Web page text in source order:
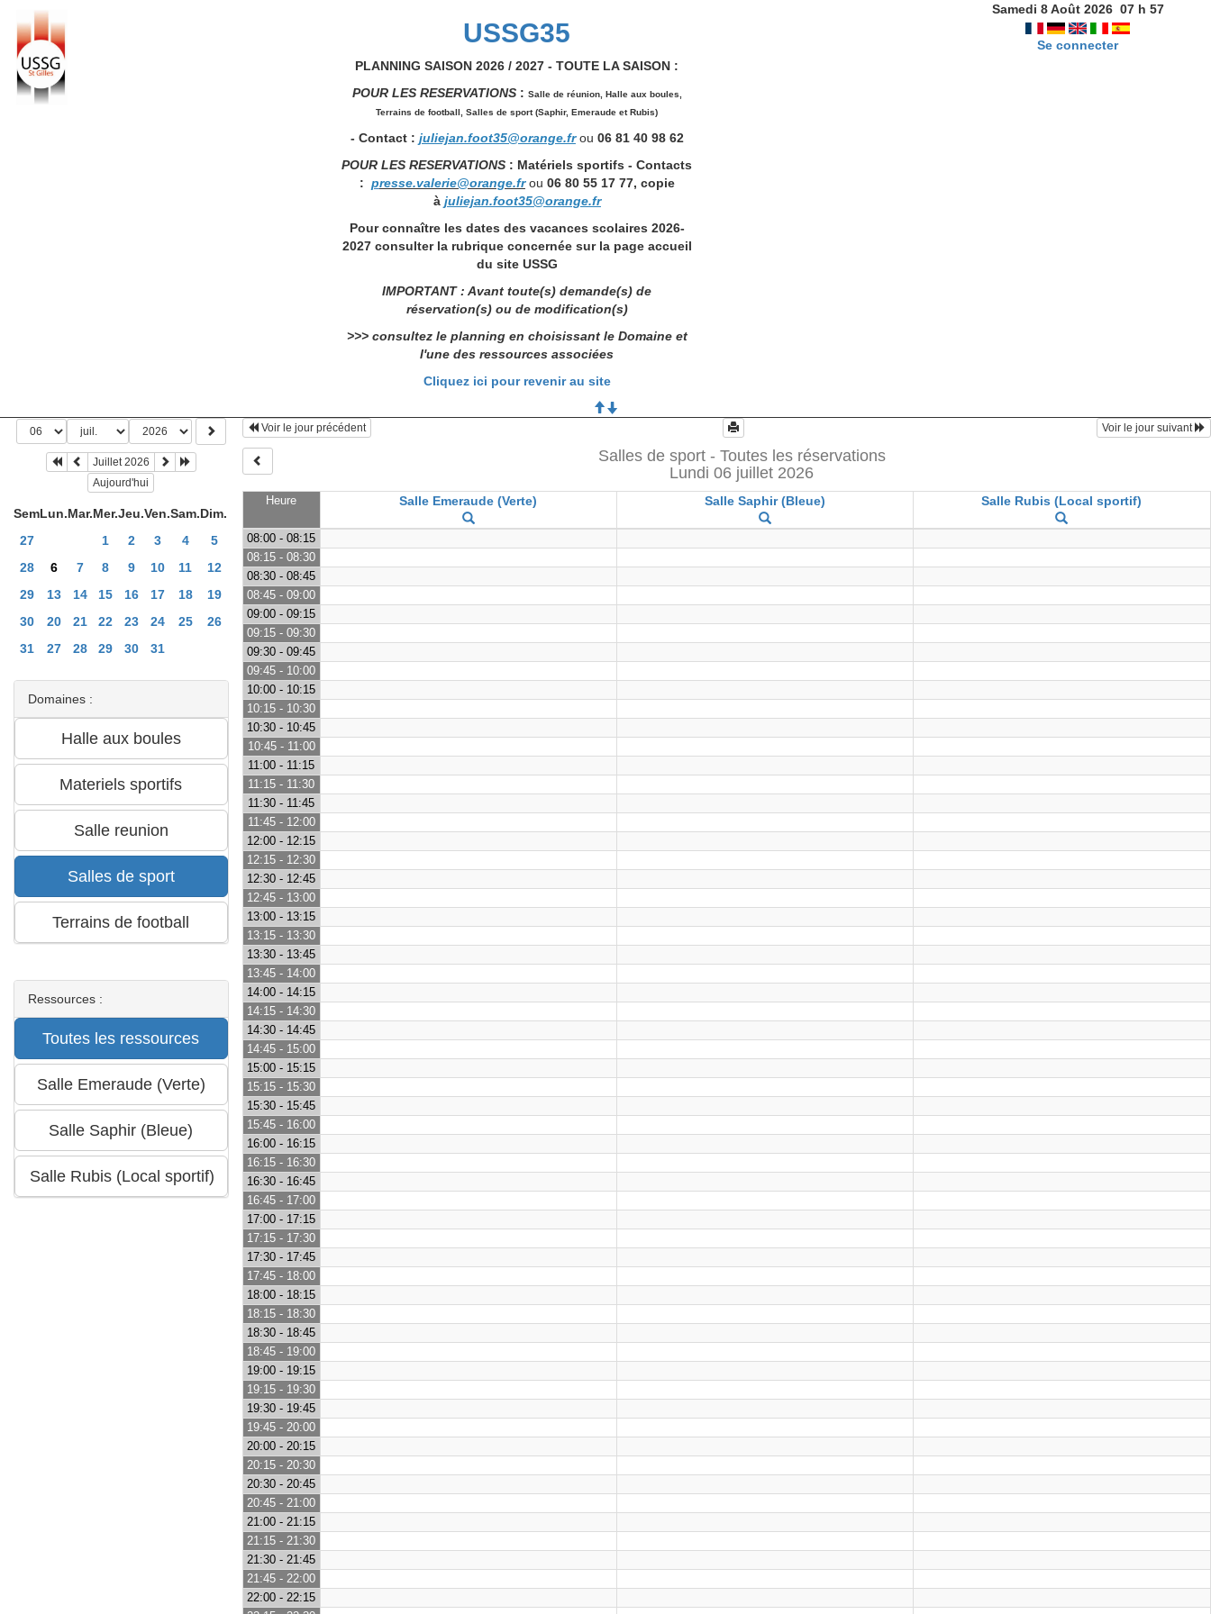
USSG35
PLANNING SAISON 2026 / 2027 - TOUTE LA SAISON :
POUR LES RESERVATIONS: Salle de réunion, Halle aux boules,
Terrains de football, Salles de sport (Saphir, Emeraude et Rubis)
- Contact : juliejan.foot35@orange.frou 06 81 40 98 62
POUR LES RESERVATIONS : Matériels sportifs - Contacts
: presse.valerie@orange.frou 06 80 55 17 77, copie
à juliejan.foot35@orange.fr
Pour connaître les dates des vacances scolaires 2026-
2027 consulter la rubrique concernée sur la page accueil
du site USSG
IMPORTANT : Avant toute(s) demande(s) de
réservation(s) ou de modification(s)
>>> consultez le planning en choisissant le Domaine et
l'une des ressources associées
Cliquez ici pour revenir au site
Samedi 8 Août 2026 07h 57
Se connecter
Juillet 2026
Aujourd'hui
SemLun.Mar.Mer.Jeu.Ven.Sam.Dim.
27
1 2 3 4
5
28
6 7 8 9 10 11
12
29
13 14 15 16 17 18
19
30
20 21 22 23 24 25
26
31
27 28 29 30 31
Domaines :
Ressources :
Voir le jour précédent Voir le jour suivant
Salles de sport - Toutes les réservations
Lundi 06 juillet 2026
Heure Salle Emeraude (Verte) Salle Saphir (Bleue) Salle Rubis (Local sportif)
08:00 - 08:15
08:15 - 08:30
08:30 - 08:45
08:45 - 09:00
09:00 - 09:15
09:15 - 09:30
09:30 - 09:45
09:45 - 10:00
10:00 - 10:15
10:15 - 10:30
10:30 - 10:45
10:45 - 11:00
11:00 - 11:15
11:15 - 11:30
11:30 - 11:45
11:45 - 12:00
12:00 - 12:15
12:15 - 12:30
12:30 - 12:45
12:45 - 13:00
13:00 - 13:15
13:15 - 13:30
13:30 - 13:45
13:45 - 14:00
14:00 - 14:15
14:15 - 14:30
14:30 - 14:45
14:45 - 15:00
15:00 - 15:15
15:15 - 15:30
15:30 - 15:45
15:45 - 16:00
16:00 - 16:15
16:15 - 16:30
16:30 - 16:45
16:45 - 17:00
17:00 - 17:15
17:15 - 17:30
17:30 - 17:45
17:45 - 18:00
18:00 - 18:15
18:15 - 18:30
18:30 - 18:45
18:45 - 19:00
19:00 - 19:15
19:15 - 19:30
19:30 - 19:45
19:45 - 20:00
20:00 - 20:15
20:15 - 20:30
20:30 - 20:45
20:45 - 21:00
21:00 - 21:15
21:15 - 21:30
21:30 - 21:45
21:45 - 22:00
22:00 - 22:15